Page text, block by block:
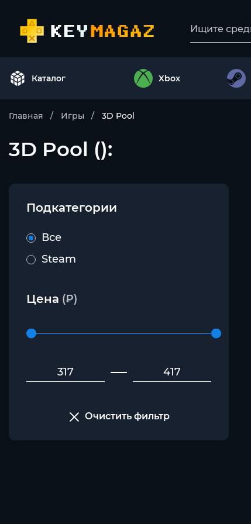
Каталог Xbox
Главная Игры 3D Pool
3D Pool ():
Подкатегории
Все
Steam
Цена (₽)
Очистить фильтр